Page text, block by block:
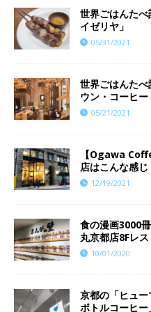
世界ごはんた
イゼリヤ」
05/31/2021
世界ごはんた
ウン・コーヒー
05/21/2021
【Ogawa
店はこんな感じ
12/19/2021
食の漫画3000
丸京都店8Fレス
10/01/2020
京都の「ヒュ
ボトルコーヒ